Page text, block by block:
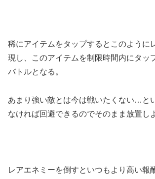
稀にアイテムをタップするとこのように
現し、このアイテムを制限時間内にタッ
バトルとなる。
あまり強い敵とは今は戦いたくない…と
なければ回避できるのでそのまま放置し
レアエネミーを倒すといつもより高い報